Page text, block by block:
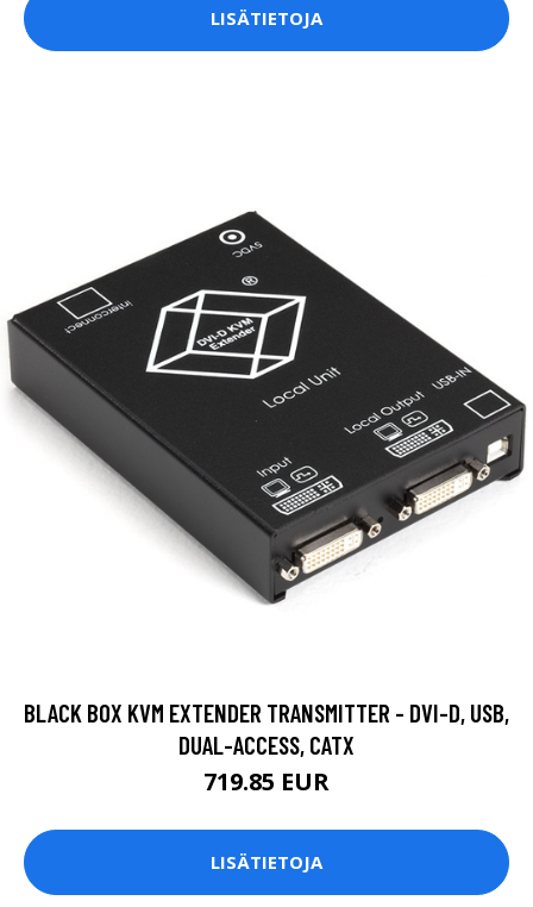
LISÄTIETOJA
BLACK BOX KVM EXTENDER TRANSMITTER - DVI-D, USB,
DUAL-ACCESS, CATX
719.85 EUR
LISÄTIETOJA